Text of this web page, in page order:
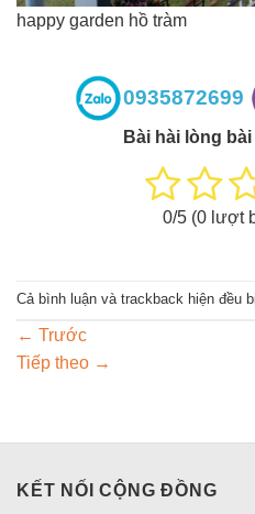
happy garden hồ tràm
0935872699
Bài hài lòng
0/5 (0lượt
Cả bình luận và trackback hiện đều
← Trước
Tiếp theo →
KẾT NỐI CỘNG ĐỒNG